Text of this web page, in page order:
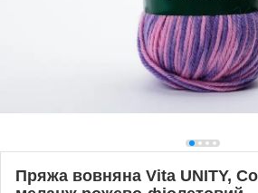
Пряжа вовняна Vita UNITY,